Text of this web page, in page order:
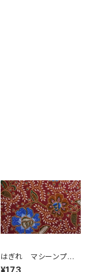
はぎれ マシーンプリ
ント